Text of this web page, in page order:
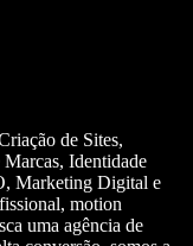
de Sites,
Identidade
Marketing Digital e
motion
uma agência de